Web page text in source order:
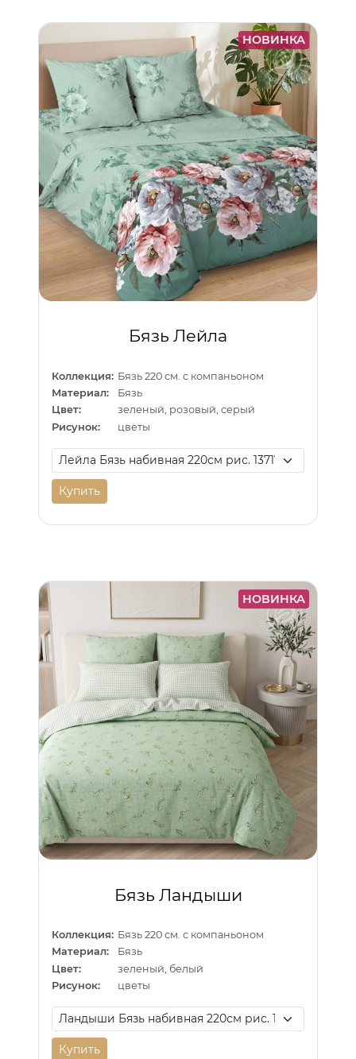
НОВИНКА
Бязь Лейла
Коллекция: Бязь 220 см. с компаньоном
Материал:
Бязь
Цвет:
зеленый, розовый, серый
Рисунок:
цветы
Купить
НОВИНКА
Бязь Ландыши
Коллекция: Бязь 220 см. с компаньоном
Материал:
Бязь
Цвет:
зеленый, белый
Рисунок:
цветы
Купить